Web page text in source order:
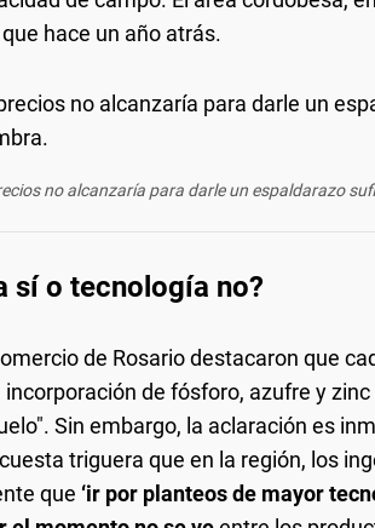
hace un año atrás.
no alcanzaría para darle un espaldarazo
sí o tecnología no?
de Rosario destacaron que
de fósforo, azufre y
Sin embargo, la aclaración es
triguera que en la región, los
que ‘ir por planteos de mayor